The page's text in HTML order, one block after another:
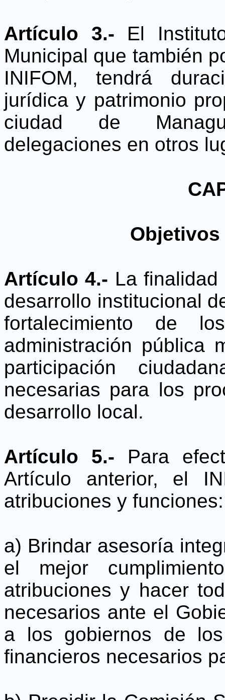
Artículo 3.- El
Municipal que también
INIFOM, tendrá
jurídica y patrimonio
ciudad de
delegaciones en otros
Artículo 4.- La
desarrollo institucional
fortalecimiento de
administración pública
participación
necesarias para los
desarrollo local.
Artículo 5.- Para
Artículo anterior, el
atribuciones y funciones:
a) Brindar asesoría
el mejor
atribuciones y hacer
necesarios ante el
a los gobiernos de
financieros necesarios